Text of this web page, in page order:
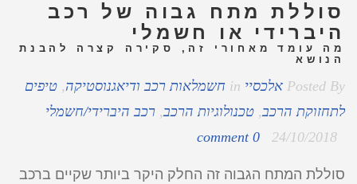
סוללת מתח גבוה של רכב
היברידי או חשמלי
מה עומד מאחורי זה, סקירה קצרה להבנת
הנושא
Posted By אלכסיי in חשמלאות רכב ודיאגנוסטיקה, טיפים
לתחזוקת הרכב, טכנולוגיות הרכב, רכב היברידי/חשמלי
24/10/2018
0 comment
סוללת המתח הגבוה זה החלק היקר ביותר שקיים ברכב